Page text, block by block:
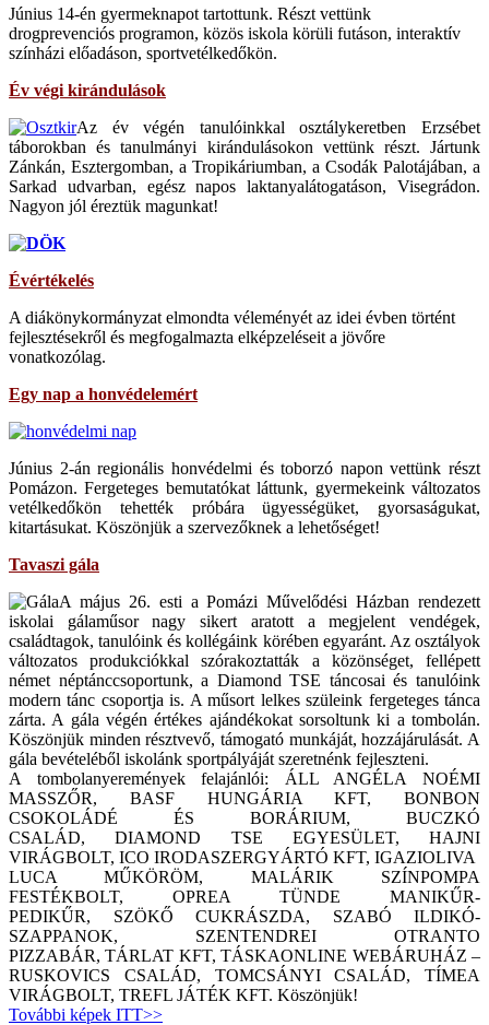
Június 14-én gyermeknapot tartottunk. Részt vettünk
drogprevenciós programon, közös iskola körüli futáson, interaktív
színházi előadáson, sportvetélkedőkön.
Év végi kirándulások
Az év végén tanulóinkkal osztálykeretben Erzsébet
táborokban és tanulmányi kirándulásokon vettünk részt. Jártunk
Zánkán, Esztergomban, a Tropikáriumban, a Csodák Palotájában, a
Sarkad udvarban, egész napos laktanyalátogatáson, Visegrádon.
Nagyon jól éreztük magunkat!
Évértékelés
A diákönykormányzat elmondta véleményét az idei évben történt
fejlesztésekről és megfogalmazta elképzeléseit a jövőre
vonatkozólag.
Egy nap a honvédelemért
Június 2-án regionális honvédelmi és toborzó napon vettünk részt
Pomázon. Fergeteges bemutatókat láttunk, gyermekeink változatos
vetélkedőkön tehették próbára ügyességüket, gyorsaságukat,
kitartásukat. Köszönjük a szervezőknek a lehetőséget!
Tavaszi gála
A május 26. esti a Pomázi Művelődési Házban rendezett
iskolai gálaműsor nagy sikert aratott a megjelent vendégek,
családtagok, tanulóink és kollégáink körében egyaránt. Az osztályok
változatos produkciókkal szórakoztatták a közönséget, fellépett
német néptánccsoportunk, a Diamond TSE táncosai és tanulóink
modern tánc csoportja is. A műsort lelkes szüleink fergeteges tánca
zárta. A gála végén értékes ajándékokat sorsoltunk ki a tombolán.
Köszönjük minden résztvevő, támogató munkáját, hozzájárulását. A
gála bevételéből iskolánk sportpályáját szeretnénk fejleszteni.
A tombolanyeremények felajánlói: ÁLL ANGÉLA NOÉMI
MASSZŐR, BASF HUNGÁRIA KFT, BONBON
CSOKOLÁDÉ ÉS BORÁRIUM, BUCZKÓ
CSALÁD, DIAMOND TSE EGYESÜLET, HAJNI
VIRÁGBOLT, ICO IRODASZERGYÁRTÓ KFT, IGAZIOLIVA
LUCA MŰKÖRÖM, MALÁRIK SZÍNPOMPA
FESTÉKBOLT, OPREA TÜNDE MANIKŰR-
PEDIKŰR, SZÖKŐ CUKRÁSZDA, SZABÓ ILDIKÓ-
SZAPPANOK, SZENTENDREI OTRANTO
PIZZABÁR, TÁRLAT KFT, TÁSKAONLINE WEBÁRUHÁZ –
RUSKOVICS CSALÁD, TOMCSÁNYI CSALÁD, TÍMEA
VIRÁGBOLT, TREFL JÁTÉK KFT. Köszönjük!
További képek ITT>>